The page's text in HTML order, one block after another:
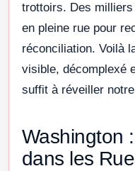
trottoirs. Des milliers
en pleine rue pour
réconciliation. Voilà
visible, décomplexé
suffit à réveiller
Washington
dans les